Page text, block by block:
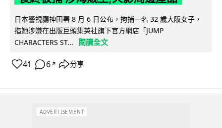
日本警視廳神田署 8 月 6 日公布，拘捕一名 32 歲大阪女子，
指她涉嫌在出版巨頭集英社旗下官方網店「JUMP
CHARACTERS ST...
閱讀全文
41 6 ↗ 分享
ADVERTISEMENT